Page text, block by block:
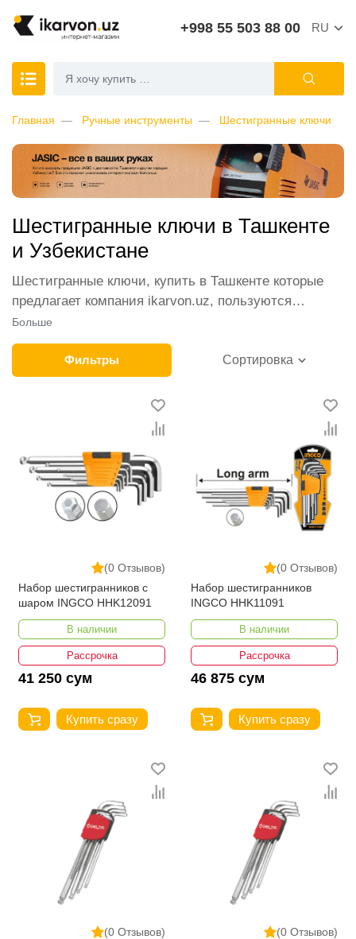
+998 55 503 88 00 RU
Главная Ручные инструменты Шестигранные ключи
Шестигранные ключи в Ташкенте
и Узбекистане
Шестигранные ключи, купить в Ташкенте которые
предлагает компания ikarvon.uz, пользуются
широким спросом среди наших клиентов. Мы
обеспечиваем лучшие условия продажи этой
категории товара. Шестигранные ключи в интернет-
магазине представлены ведущими
производителями и брендами, список которых
постоянно расширяется. Мы доставляем товар в
любом количестве по всей территории страны. Все
это дополняет лучшая по Узбекистану стоимость,
Шестигранные ключи от ikarvon.uz — это самый
широкий диапазон цен. Причем здесь представлена
оптимальная цена для каждой позиции из категории
Больше
Фильтры Сортировка
(0 Отзывов)
Набор шестигранников с
шаром INGCO HHK12091
В наличии
Рассрочка
41 250 сум
Купить сразу
(0 Отзывов)
Набор шестигранников
INGCO HHK11091
В наличии
Рассрочка
46 875 сум
Купить сразу
(0 Отзывов)
(0 Отзывов)